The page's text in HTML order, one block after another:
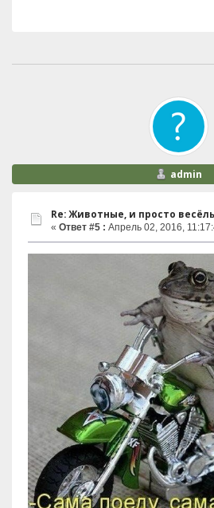
admin
Re: Животные, и просто
« Ответ #5 : Апрель 02, 2016,